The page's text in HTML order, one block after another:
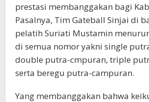
prestasi membanggakan bagi
Pasalnya, Tim Gateball Sinjai di
pelatih Suriati Mustamin
di semua nomor yakni single
double putra-cmpuran, triple
serta beregu putra-campuran.
Yang membanggakan bahwa